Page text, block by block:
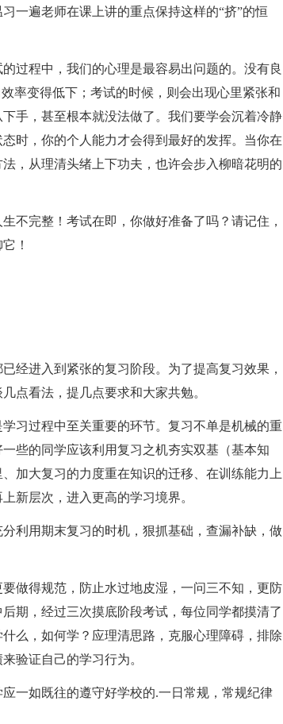
一遍老师在课上讲的重点保持这样的“挤”的恒
过程中，我们的心理是最容易出问题的。没有良
率变得低下；考试的时候，则会出现心里紧张和
手，甚至根本就没法做了。我们要学会沉着冷静
时，你的个人能力才会得到最好的发挥。当你在
，从理清头绪上下功夫，也许会步入柳暗花明的
不完整！考试在即，你做好准备了吗？请记住，
！
经进入到紧张的复习阶段。为了提高复习效果，
点看法，提几点要求和大家共勉。
习过程中至关重要的环节。复习不单是机械的重
些的同学应该利用复习之机夯实双基（基本知
加大复习的力度重在知识的迁移、在训练能力上
新层次，进入更高的学习境界。
利用期末复习的时机，狠抓基础，查漏补缺，做
做得规范，防止水过地皮湿，一问三不知，更防
期，经过三次摸底阶段考试，每位同学都摸清了
么，如何学？应理清思路，克服心理障碍，排除
验证自己的学习行为。
一如既往的遵守好学校的.一日常规，常规纪律